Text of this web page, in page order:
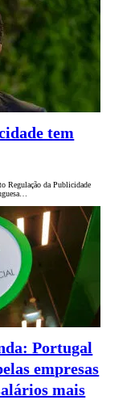
tem
Regulação da Publicidade
Portugal
empresas
mais